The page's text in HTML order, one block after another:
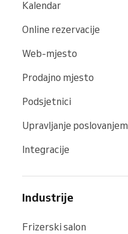
Kalendar
Online rezervacije
Web-mjesto
Prodajno mjesto
Podsjetnici
Upravljanje poslovanjem
Integracije
Industrije
Frizerski salon